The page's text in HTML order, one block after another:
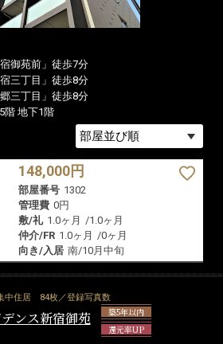
御苑前」徒歩7分
三丁目」徒歩8分
三丁目」徒歩8分
階 地下1階
148,000円
部屋番号 1302
管理費 0円
敷/礼 1.0ヶ月 /1.0ヶ月
仲介/FR 1.0ヶ月 /0ヶ月
向き/入居 南/10月中旬
中住居 84枚／登録写真数
ンス新宿御苑
築5年以内
還元率UP